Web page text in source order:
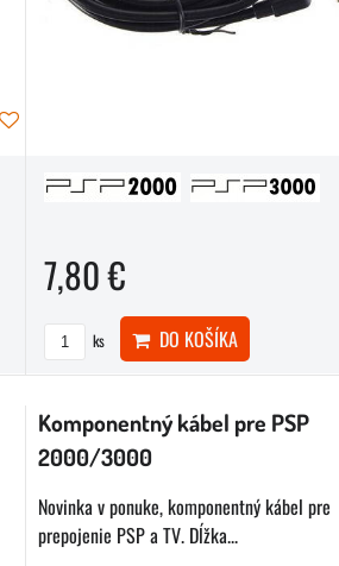
7,80 €
ks DO KOŠÍKA
Komponentný kábel pre PSP
2000/3000
Novinka v ponuke, komponentný kábel pre
prepojenie PSP a TV. Dĺžka...